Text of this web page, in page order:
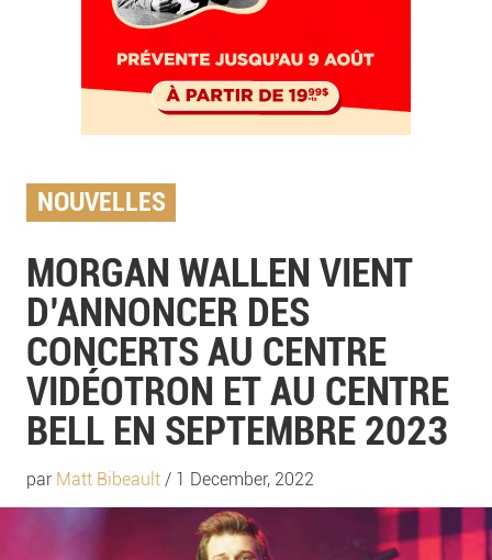
NOUVELLES
MORGAN WALLEN VIENT
D’ANNONCER DES
CONCERTS AU CENTRE
VIDÉOTRON ET AU CENTRE
BELL EN SEPTEMBRE 2023
par Matt Bibeault / 1 December, 2022